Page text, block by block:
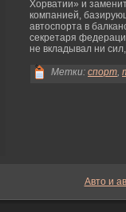
Хорватии» и
компанией,
автоспорта в
секретаря
не вкладывал ни
Метки: спорт,
Авто и